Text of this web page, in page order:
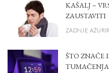
KAŠALJ –
ZAUSTAVITI
ZADNJE
ŠTO ZNAČE